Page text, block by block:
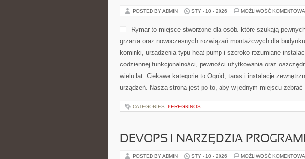
POSTED BY ADMIN STY - 10 - 2026 MOŻLIWOŚĆ
Rymar to miejsce stworzone dla osób, które szukają
grzania oraz nowoczesnych rozwiązań montażowych dla
kominki, urządzenia typu heat pump i szeroko rozumiane
codziennej funkcjonalności, pewności użytkowania oraz
wielu lat. Ciekawe kategorie to Ogród, taras i instalacje
urządzeń. Nasza strona jest po to, aby w jednym miejscu
CATEGORIES: PEREGRINOS
DEVOPS I NARZĘDZIA
POSTED BY ADMIN STY - 10 - 2026 MOŻLIWOŚĆ